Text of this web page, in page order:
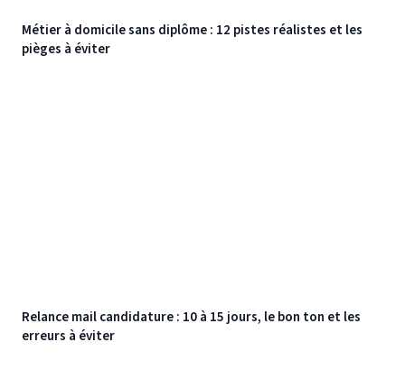
Métier à domicile sans diplôme : 12 pistes réalistes et les
pièges à éviter
Relance mail candidature : 10 à 15 jours, le bon ton et les
erreurs à éviter